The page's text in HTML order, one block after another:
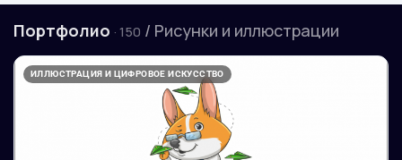
Портфолио · 150 / Рисунки и иллюстрации
ИЛЛЮСТРАЦИЯ И ЦИФРОВОЕ ИСКУССТВО